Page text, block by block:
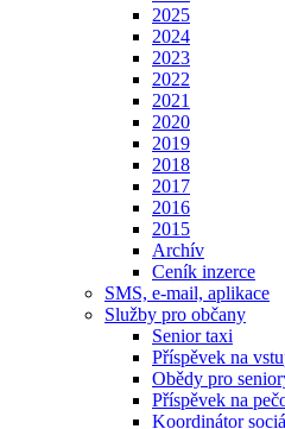
2025
2024
2023
2022
2021
2020
2019
2018
2017
2016
2015
Archív
Ceník inzerce
SMS, e-mail, aplikace
Služby pro občany
Senior taxi
Příspěvek na
Obědy pro
Příspěvek na
Koordinátor